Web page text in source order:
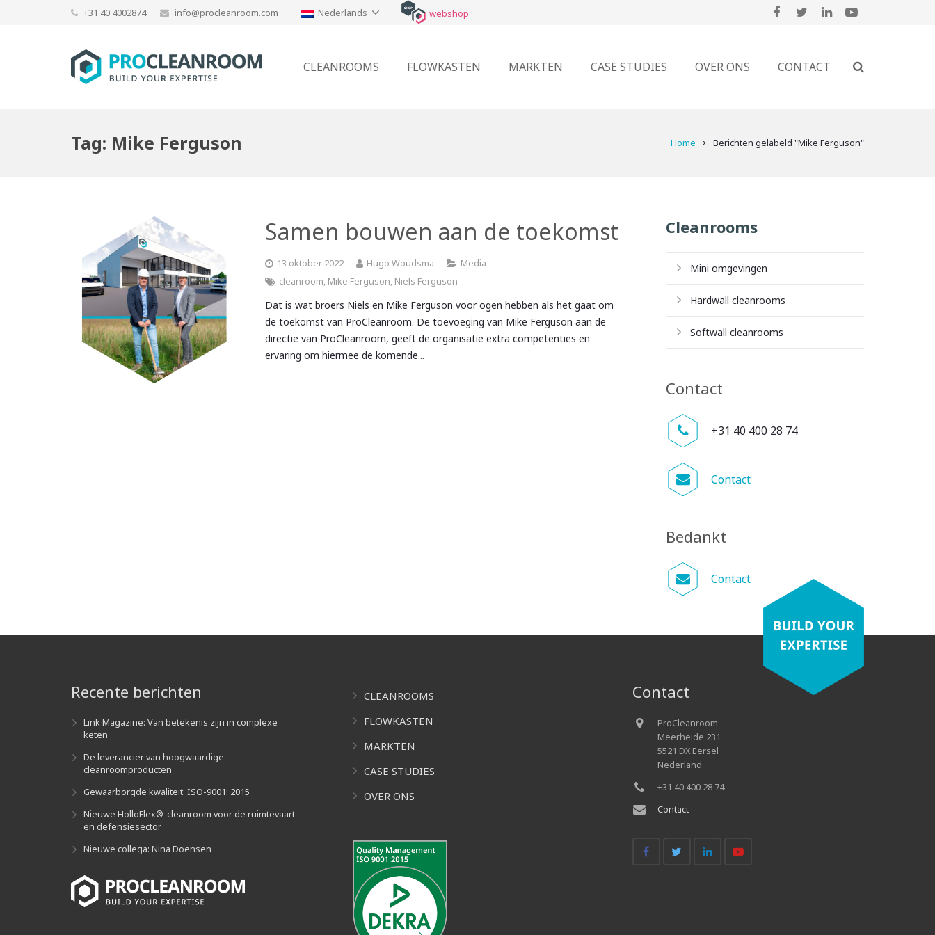
+31 40 4002874 info@procleanroom.com Nederlands webshop
CLEANROOMS FLOWKASTEN MARKTEN CASE STUDIES OVER ONS CONTACT
Tag: Mike Ferguson Home Berichten gelabeld "Mike Ferguson"
Samen bouwen aan de toekomst
13 oktober 2022 Hugo Woudsma
Media
cleanroom, Mike Ferguson, Niels Ferguson
Dat is wat broers Niels en Mike Ferguson voor ogen hebben als het gaat om
de toekomst van ProCleanroom. De toevoeging van Mike Ferguson aan de
directie van ProCleanroom, geeft de organisatie extra competenties en
ervaring om hiermee de komende...
Cleanrooms
Mini omgevingen
Hardwall cleanrooms
Softwall cleanrooms
Contact
+31 40 400 28 74
Contact
Bedankt
Contact
Recente berichten
Link Magazine: Van betekenis zijn in complexe
keten
De leverancier van hoogwaardige
cleanroomproducten
Gewaarborgde kwaliteit: ISO-9001: 2015
Nieuwe HolloFlex®-cleanroom voor de ruimtevaart-
en defensiesector
Nieuwe collega: Nina Doensen
CLEANROOMS
FLOWKASTEN
MARKTEN
CASE STUDIES
OVER ONS
Contact
ProCleanroom
Meerheide 231
5521 DX Eersel
Nederland
+31 40 400 28 74
Contact